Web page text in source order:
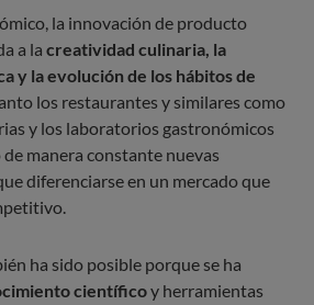
la innovación de producto
a la creatividad culinaria, la
y la evolución de los hábitos de
los restaurantes y similares como
y los laboratorios gastronómicos
manera constante nuevas
diferenciarse en un mercado que
ha sido posible porque se ha
científicoy herramientas